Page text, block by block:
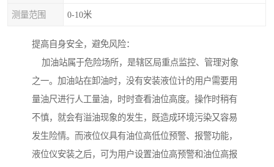
测量范围 0-10米
提高自身安全，避免风险：
加油站属于危险场所，是辖区局重点监控、管理对象
之一。加油站在卸油时，没有安装液位计的用户需要用
量油尺进行人工量油，时时查看油位高度。操作时稍有
不慎，就会有溢油现象的发生，既造成环境污染又容易
发生险情。而液位仪具有油位高低位预警、报警功能，
液位仪安装之后，可为用户设置油位高预警和油位高报